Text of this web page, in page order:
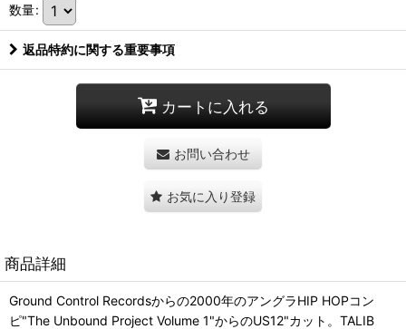
数量:
返品特約に関する重要事項
カートに入れる
お問い合わせ
お気に入り登録
商品詳細
Ground Control Recordsからの2000年のアングラHIP HOPコン
ピ"The Unbound Project Volume 1"からのUS12"カット。TALIB